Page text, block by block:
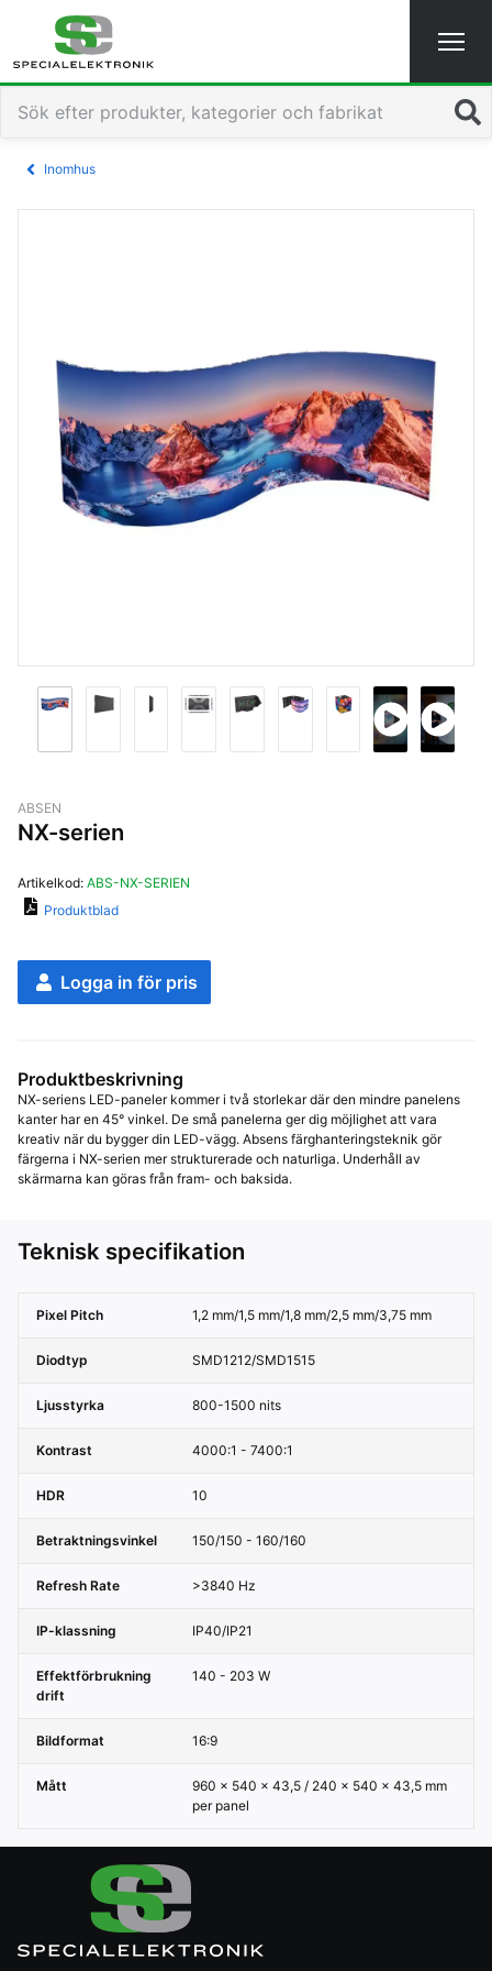
Sök
Inomhus
ABSEN
NX-serien
Artikelkod: ABS-NX-SERIEN
Produktblad
Logga in för pris
Produktbeskrivning
NX-seriens LED-paneler kommer i två storlekar där den mindre panelens
kanter har en 45° vinkel. De små panelerna ger dig möjlighet att vara
kreativ när du bygger din LED-vägg. Absens färghanteringsteknik gör
färgerna i NX-serien mer strukturerade och naturliga. Underhåll av
skärmarna kan göras från fram- och baksida.
Teknisk specifikation
Pixel Pitch 1,2 mm/1,5 mm/1,8 mm/2,5 mm/3,75 mm
Diodtyp SMD1212/SMD1515
Ljusstyrka 800-1500 nits
Kontrast 4000:1 - 7400:1
HDR 10
Betraktningsvinkel 150/150 - 160/160
Refresh Rate >3840 Hz
IP-klassning IP40/IP21
Effektförbrukning
drift
140 - 203 W
Bildformat 16:9
Mått
960 x 540 x 43,5 / 240 x 540 x 43,5 mm
per panel